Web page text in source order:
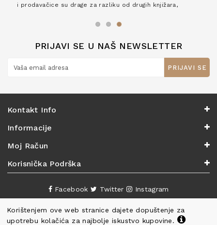
Korištenjem ove web stranice dajete dopuštenje za
upotrebu kolačića za najbolje iskustvo kupovine.
i prodavačice su drage za razliku od drugih knjižara,
PRIJAVI SE U NAŠ NEWSLETTER
PRIJAVI SE
Kontakt Info
Informacije
Moj Račun
Korisnička Podrška
Facebook Twitter Instagram